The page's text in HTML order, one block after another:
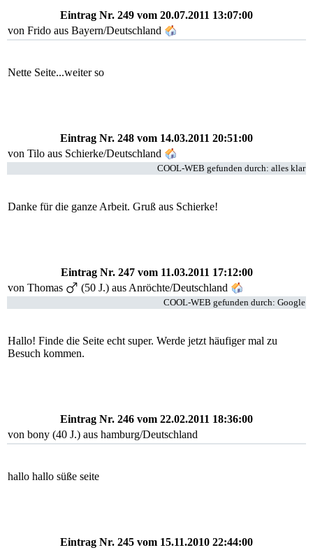
Eintrag Nr. 249 vom 20.07.2011 13:07:00
von Frido aus Bayern/Deutschland
Nette Seite...weiter so
Eintrag Nr. 248 vom 14.03.2011 20:51:00
von Tilo aus Schierke/Deutschland
COOL-WEB gefunden durch: alles klar
Danke für die ganze Arbeit. Gruß aus Schierke!
Eintrag Nr. 247vom 11.03.2011 17:12:00
von Thomas (50 J.) aus Anröchte/Deutschland
COOL-WEB gefunden durch: Google
Hallo! Finde die Seite echt super. Werde jetzt häufiger mal zu
Besuch kommen.
Eintrag Nr. 246 vom 22.02.2011 18:36:00
von bony (40 J.) aus hamburg/Deutschland
hallo hallo süße seite
Eintrag Nr. 245 vom 15.11.2010 22:44:00